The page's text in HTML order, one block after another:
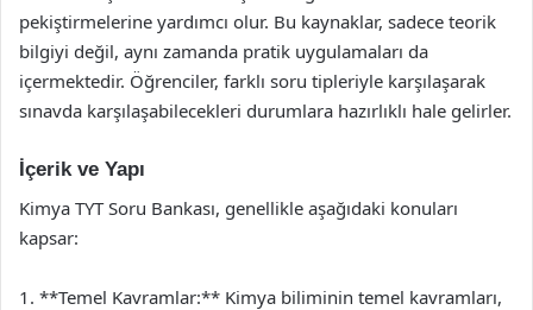
pekiştirmelerine yardımcı olur. Bu kaynaklar, sadece teorik
bilgiyi değil, aynı zamanda pratik uygulamaları da
içermektedir. Öğrenciler, farklı soru tipleriyle karşılaşarak
sınavda karşılaşabilecekleri durumlara hazırlıklı hale gelirler.
İçerik ve Yapı
Kimya TYT Soru Bankası, genellikle aşağıdaki konuları
kapsar:
1. **Temel Kavramlar:** Kimya biliminin temel kavramları,